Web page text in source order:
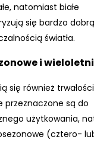
natomiast białe
się bardzo dobrą
światła.
i
się również
przeznaczone są do
użytkowania,
(cztero-